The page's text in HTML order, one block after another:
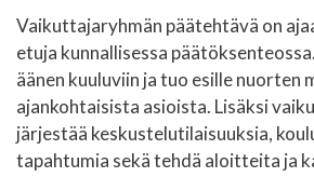
Vaikuttajaryhmän päätehtävä on
etuja kunnallisessa
äänen kuuluviin ja tuo esille nuorten
ajankohtaisista asioista. Lisäksi
järjestää keskustelutilaisuuksia,
tapahtumia sekä tehdä aloitteita ja